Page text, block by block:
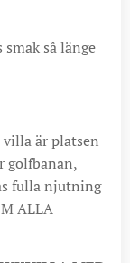
så länge
villa är platsen
golfbanan,
fulla njutning
ALLA